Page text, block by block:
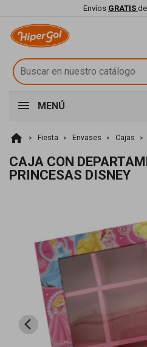
Envíos GRATIS
MENÚ
home Fiesta Envases Cajas
CAJA CON
PRINCESAS DISNEY